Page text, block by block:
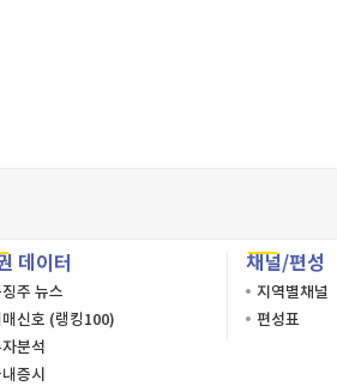
데이터
주 뉴스
매신호 (랭킹100)
분석
증시
채널/편성
지역별채널
편성표